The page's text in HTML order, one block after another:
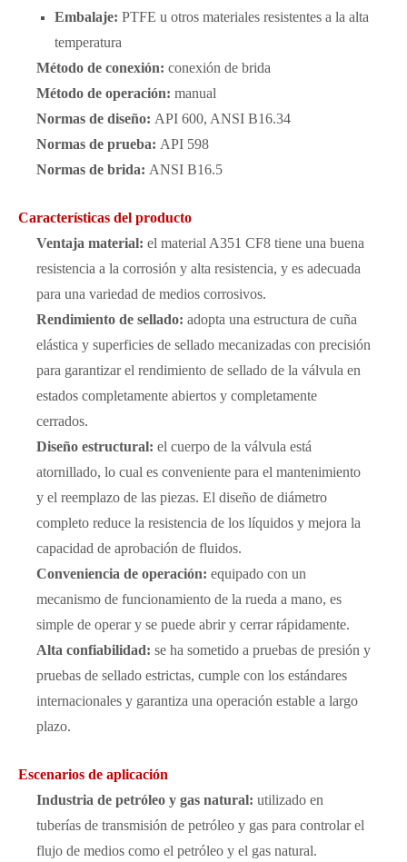
Embalaje: PTFE u otros materiales resistentes a la alta
temperatura
Método de conexión: conexión de brida
Método de operación: manual
Normas de diseño: API 600, ANSI B16.34
Normas de prueba: API 598
Normas de brida: ANSI B16.5
Características del producto
Ventaja material: el material A351 CF8 tiene una buena
resistencia a la corrosión y alta resistencia, y es adecuada
para una variedad de medios corrosivos.
Rendimiento de sellado: adopta una estructura de cuña
elástica y superficies de sellado mecanizadas con precisión
para garantizar el rendimiento de sellado de la válvula en
estados completamente abiertos y completamente
cerrados.
Diseño estructural: el cuerpo de la válvula está
atornillado, lo cual es conveniente para el mantenimiento
y el reemplazo de las piezas. El diseño de diámetro
completo reduce la resistencia de los líquidos y mejora la
capacidad de aprobación de fluidos.
Conveniencia de operación: equipado con un
mecanismo de funcionamiento de la rueda a mano, es
simple de operar y se puede abrir y cerrar rápidamente.
Alta confiabilidad: se ha sometido a pruebas de presión y
pruebas de sellado estrictas, cumple con los estándares
internacionales y garantiza una operación estable a largo
plazo.
Escenarios de aplicación
Industria de petróleo y gas natural: utilizado en
tuberías de transmisión de petróleo y gas para controlar el
flujo de medios como el petróleo y el gas natural.